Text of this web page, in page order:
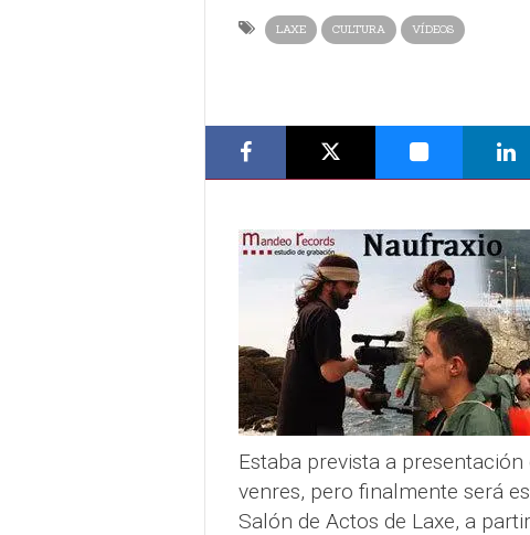
LAXE CULTURA VÍDEOS
Estaba prevista a
venres, pero finalmente será
Salón de Actos de Laxe, a